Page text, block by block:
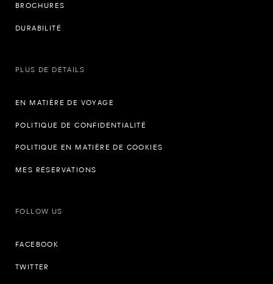
BROCHURES
DURABILITÉ
PLUS DE DÉTAILS
EN MATIÈRE DE VOYAGE
POLITIQUE DE CONFIDENTIALITÉ
POLITIQUE EN MATIÈRE DE COOKIES
MES RÉSERVATIONS
FOLLOW US
FACEBOOK
TWITTER